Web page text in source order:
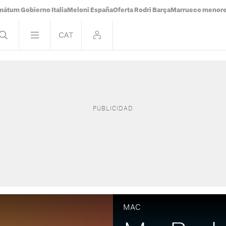
Gobierno Italia Meloni EspañaOferta Rodri Barça Marrueco
MAC